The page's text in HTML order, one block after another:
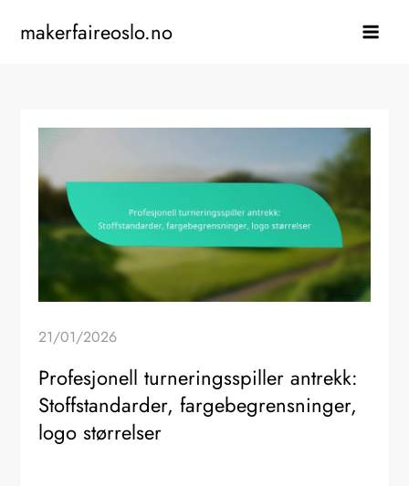
makerfaireoslo.no
21/01/2026
Profesjonell turneringsspiller antrekk:
Stoffstandarder, fargebegrensninger,
logo størrelser